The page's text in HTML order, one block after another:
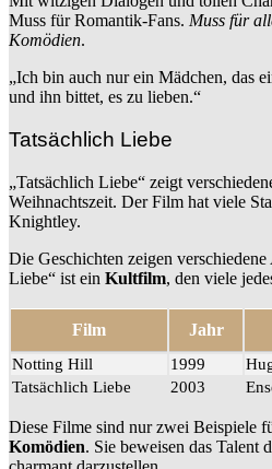
Muss für Romantik-Fans. Muss für
Komödien.
„Ich bin auch nur ein Mädchen, das
und ihn bittet, es zu lieben.“
Tatsächlich Liebe
„Tatsächlich Liebe“ zeigt
Weihnachtszeit. Der Film hat viele
Knightley.
Die Geschichten zeigen
Liebe“ ist ein Kultfilm, den viele
Film Jahr
Notting Hill 1999
Tatsächlich Liebe
2003
Diese Filme sind nur zwei Beispiele
Komödien. Sie beweisen das Talent